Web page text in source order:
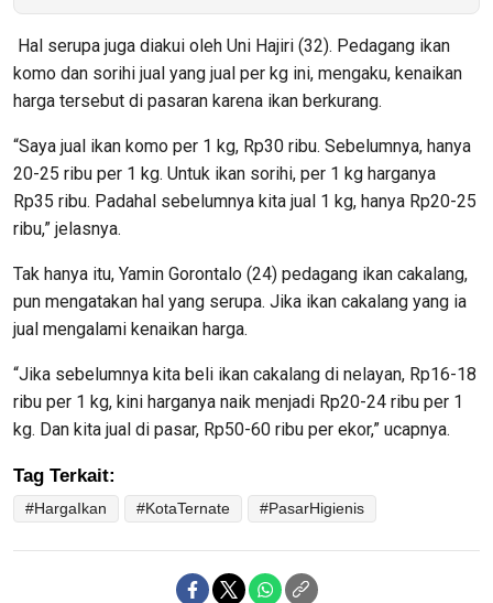
Hal serupa juga diakui oleh Uni Hajiri (32). Pedagang ikan
komo dan sorihi jual yang jual per kg ini, mengaku, kenaikan
harga tersebut di pasaran karena ikan berkurang.
“Saya jual ikan komo per 1 kg, Rp30 ribu. Sebelumnya, hanya
20-25 ribu per 1 kg. Untuk ikan sorihi, per 1 kg harganya
Rp35 ribu. Padahal sebelumnya kita jual 1 kg, hanya Rp20-25
ribu,” jelasnya.
Tak hanya itu, Yamin Gorontalo (24) pedagang ikan cakalang,
pun mengatakan hal yang serupa. Jika ikan cakalang yang ia
jual mengalami kenaikan harga.
“Jika sebelumnya kita beli ikan cakalang di nelayan, Rp16-18
ribu per 1 kg, kini harganya naik menjadi Rp20-24 ribu per 1
kg. Dan kita jual di pasar, Rp50-60 ribu per ekor,” ucapnya.
Tag Terkait:
#HargaIkan #KotaTernate #PasarHigienis